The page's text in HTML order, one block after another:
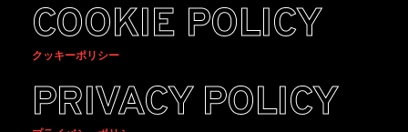
COOKIE POLICY
クッキーポリシー
PRIVACY POLICY